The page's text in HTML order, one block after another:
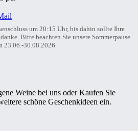
um 20:15 Uhr, bis dahin sollte Ihre
Bitte beachten Sie unsere Sommerpause
23.06.-30.08.2026.
Weine bei uns oder Kaufen Sie
schöne Geschenkideen ein.